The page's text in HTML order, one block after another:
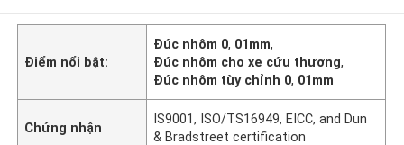
Điểm nổi bật:
Đúc nhôm 0, 01mm,
Đúc nhôm cho xe cứu thương,
Đúc nhôm tùy chỉnh 0, 01mm
Chứng nhận
IS9001, ISO/TS16949, EICC, and Dun
& Bradstreet certification